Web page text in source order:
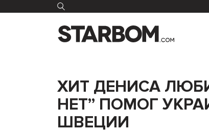
ХИТ ДЕНИСА
НЕТ” ПОМОГ
ШВЕЦИИ